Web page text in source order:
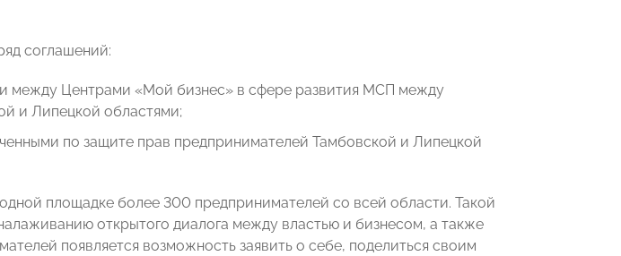
соглашений:
между Центрами «Мой бизнес» в сфере развития МСП между
и Липецкой областями;
по защите прав предпринимателей Тамбовской и Липецкой
площадке более 300 предпринимателей со всей области. Такой
открытого диалога между властью и бизнесом, а также
появляется возможность заявить о себе, поделиться своим